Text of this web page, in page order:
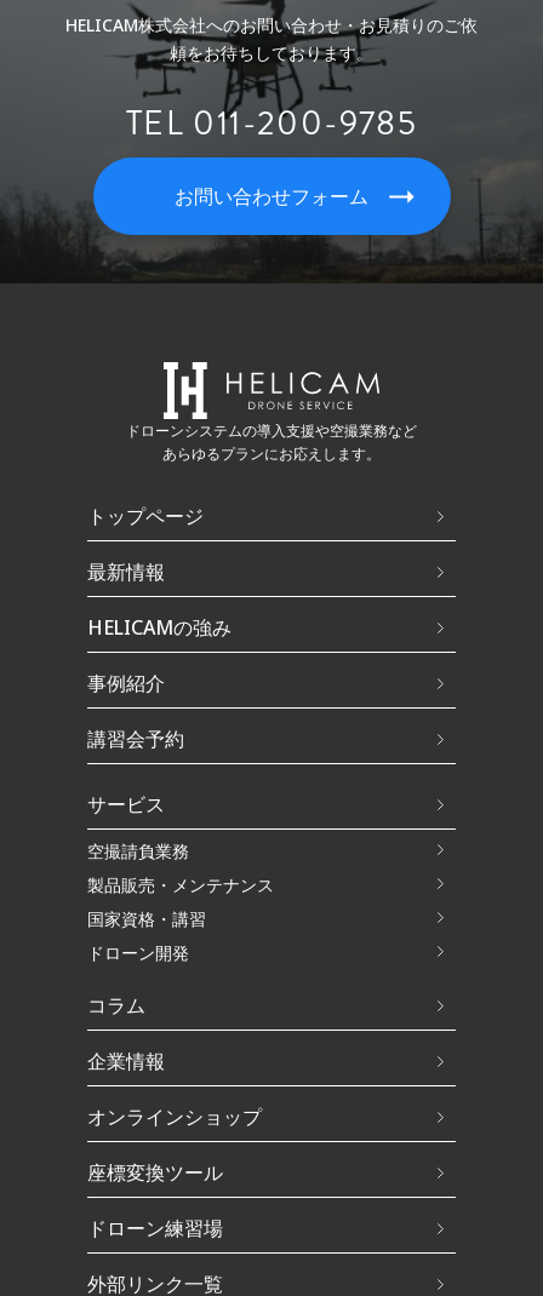
HELICAM株式会社へのお問い合わせ・お見積りのご依
頼をお待ちしております。
TEL 011-200-9785
お問い合わせフォーム
ドローンシステムの導入支援や空撮業務など
あらゆるプランにお応えします。
トップページ
最新情報
HELICAMの強み
事例紹介
講習会予約
サービス
空撮請負業務
製品販売・メンテナンス
国家資格・講習
ドローン開発
コラム
企業情報
オンラインショップ
座標変換ツール
ドローン練習場
外部リンク一覧